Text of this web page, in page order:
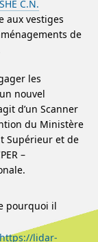
C.N.
aux vestiges
de
les
nouvel
d’un Scanner
du Ministère
Supérieur et de
–
pourquoi il
https://lidar-